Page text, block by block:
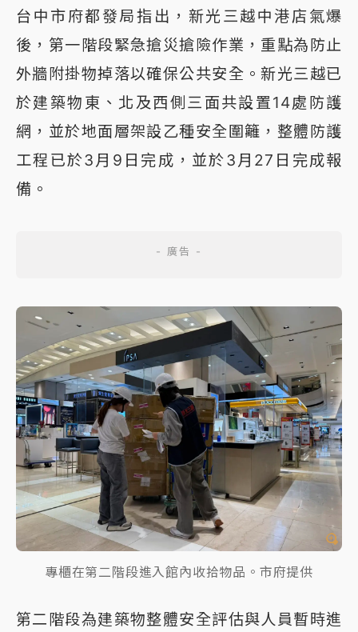
台中市府都發局指出，新光三越中港店氣爆
後，第一階段緊急搶災搶險作業，重點為防止
外牆附掛物掉落以確保公共安全。新光三越已
於建築物東、北及西側三面共設置14處防護
網，並於地面層架設乙種安全圍籬，整體防護
工程已於3月9日完成，並於3月27日完成報
備。
專櫃在第二階段進入館內收拾物品。市府提供
第二階段為建築物整體安全評估與人員暫時進